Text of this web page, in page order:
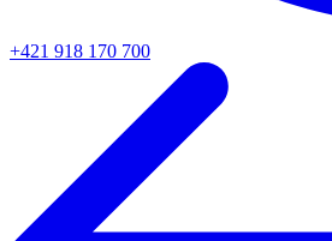
+421 918 170 700